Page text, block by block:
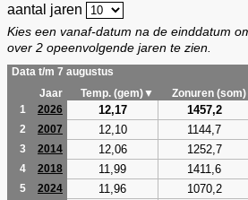
aantal jaren
Kies een vanaf-datum na de einddatum
over 2 opeenvolgende jaren te zien.
Data t/m 7 augustus
Jaar
Temp. (gem)▼ Zonuren (som)
1
2026 12,17 1457,2
2 2007 12,10 1144,7
3 2014 12,06 1252,7
4 2018 11,99 1411,6
5 2024 11,96 1070,2